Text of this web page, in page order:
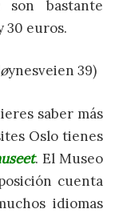
son bastante
30 euros.
øynesveien 39)
saber más
Oslo tienes
. El Museo
cuenta
idiomas